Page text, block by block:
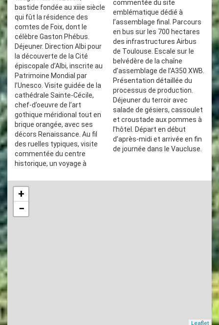
bastide fondée au xiiie siècle
qui fût la résidence des
comtes de Foix, dont le
célèbre Gaston Phébus.
Déjeuner. Direction Albi pour
la découverte de la Cité
épiscopale d’Albi, inscrite au
Patrimoine Mondial par
l’Unesco. Visite guidée de la
cathédrale Sainte-Cécile,
chef-d’oeuvre de l’art
gothique méridional tout en
brique orangée, avec ses
décors Renaissance. Au fil
des ruelles typiques, visite
commentée du centre
historique, un voyage à
commentée du site
emblématique dédié à
l’assemblage final. Parcours
en bus sur les 700 hectares
des infrastructures Airbus
de Toulouse. Escale sur le
belvédère de la chaîne
d’assemblage de l’A350 XWB.
Présentation détaillée du
processus de production.
Déjeuner du terroir avec
salade de gésiers, cassoulet
et croustade aux pommes à
l’hôtel. Départ en début
d’après-midi et arrivée en fin
de journée dans le Vaucluse.
+
−
Leaflet